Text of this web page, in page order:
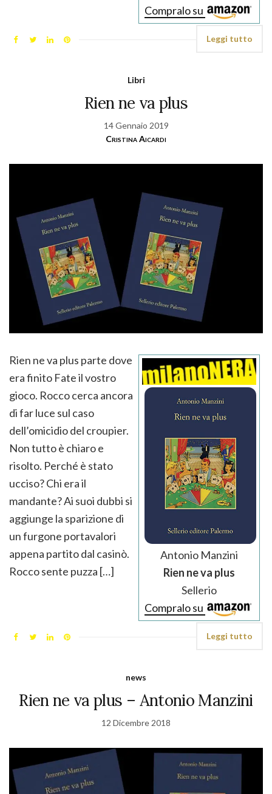
Compralo su
Leggi tutto
Libri
Rien ne va plus
14 Gennaio 2019
Cristina Aicardi
Antonio Manzini
Rien ne va plus
Sellerio
Compralo su
Rien ne va plus parte dove
era finito Fate il vostro
gioco. Rocco cerca ancora
di far luce sul caso
dell’omicidio del croupier.
Non tutto è chiaro e
risolto. Perché è stato
ucciso? Chi era il
mandante? Ai suoi dubbi si
aggiunge la sparizione di
un furgone portavalori
appena partito dal casinò.
Rocco sente puzza […]
Leggi tutto
news
Rien ne va plus – Antonio Manzini
12 Dicembre 2018